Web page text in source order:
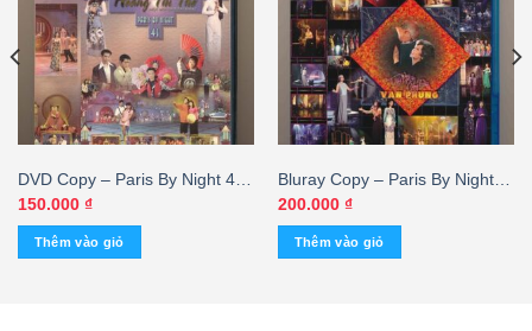
DVD Copy – Paris By Night 41
– Hoàng Thi Thơ Một Đời Cho
Âm Nhạc
150.000 ₫
Thêm vào giỏ
Bluray Copy – Paris By Night
27 – Văn Phụng Tiếng Hát Với
Cung Đàn
200.000 ₫
Thêm vào giỏ